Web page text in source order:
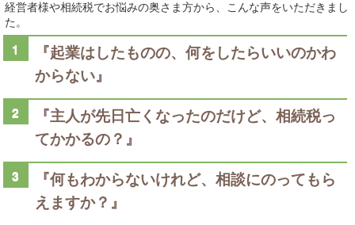
経営者様や相続税でお悩みの奥さま方から、こんな声をいただきまし
た。
『起業はしたものの、何をしたらいいのかわ
からない』
『主人が先日亡くなったのだけど、相続税っ
てかかるの？』
『何もわからないけれど、相談にのってもら
えますか？』